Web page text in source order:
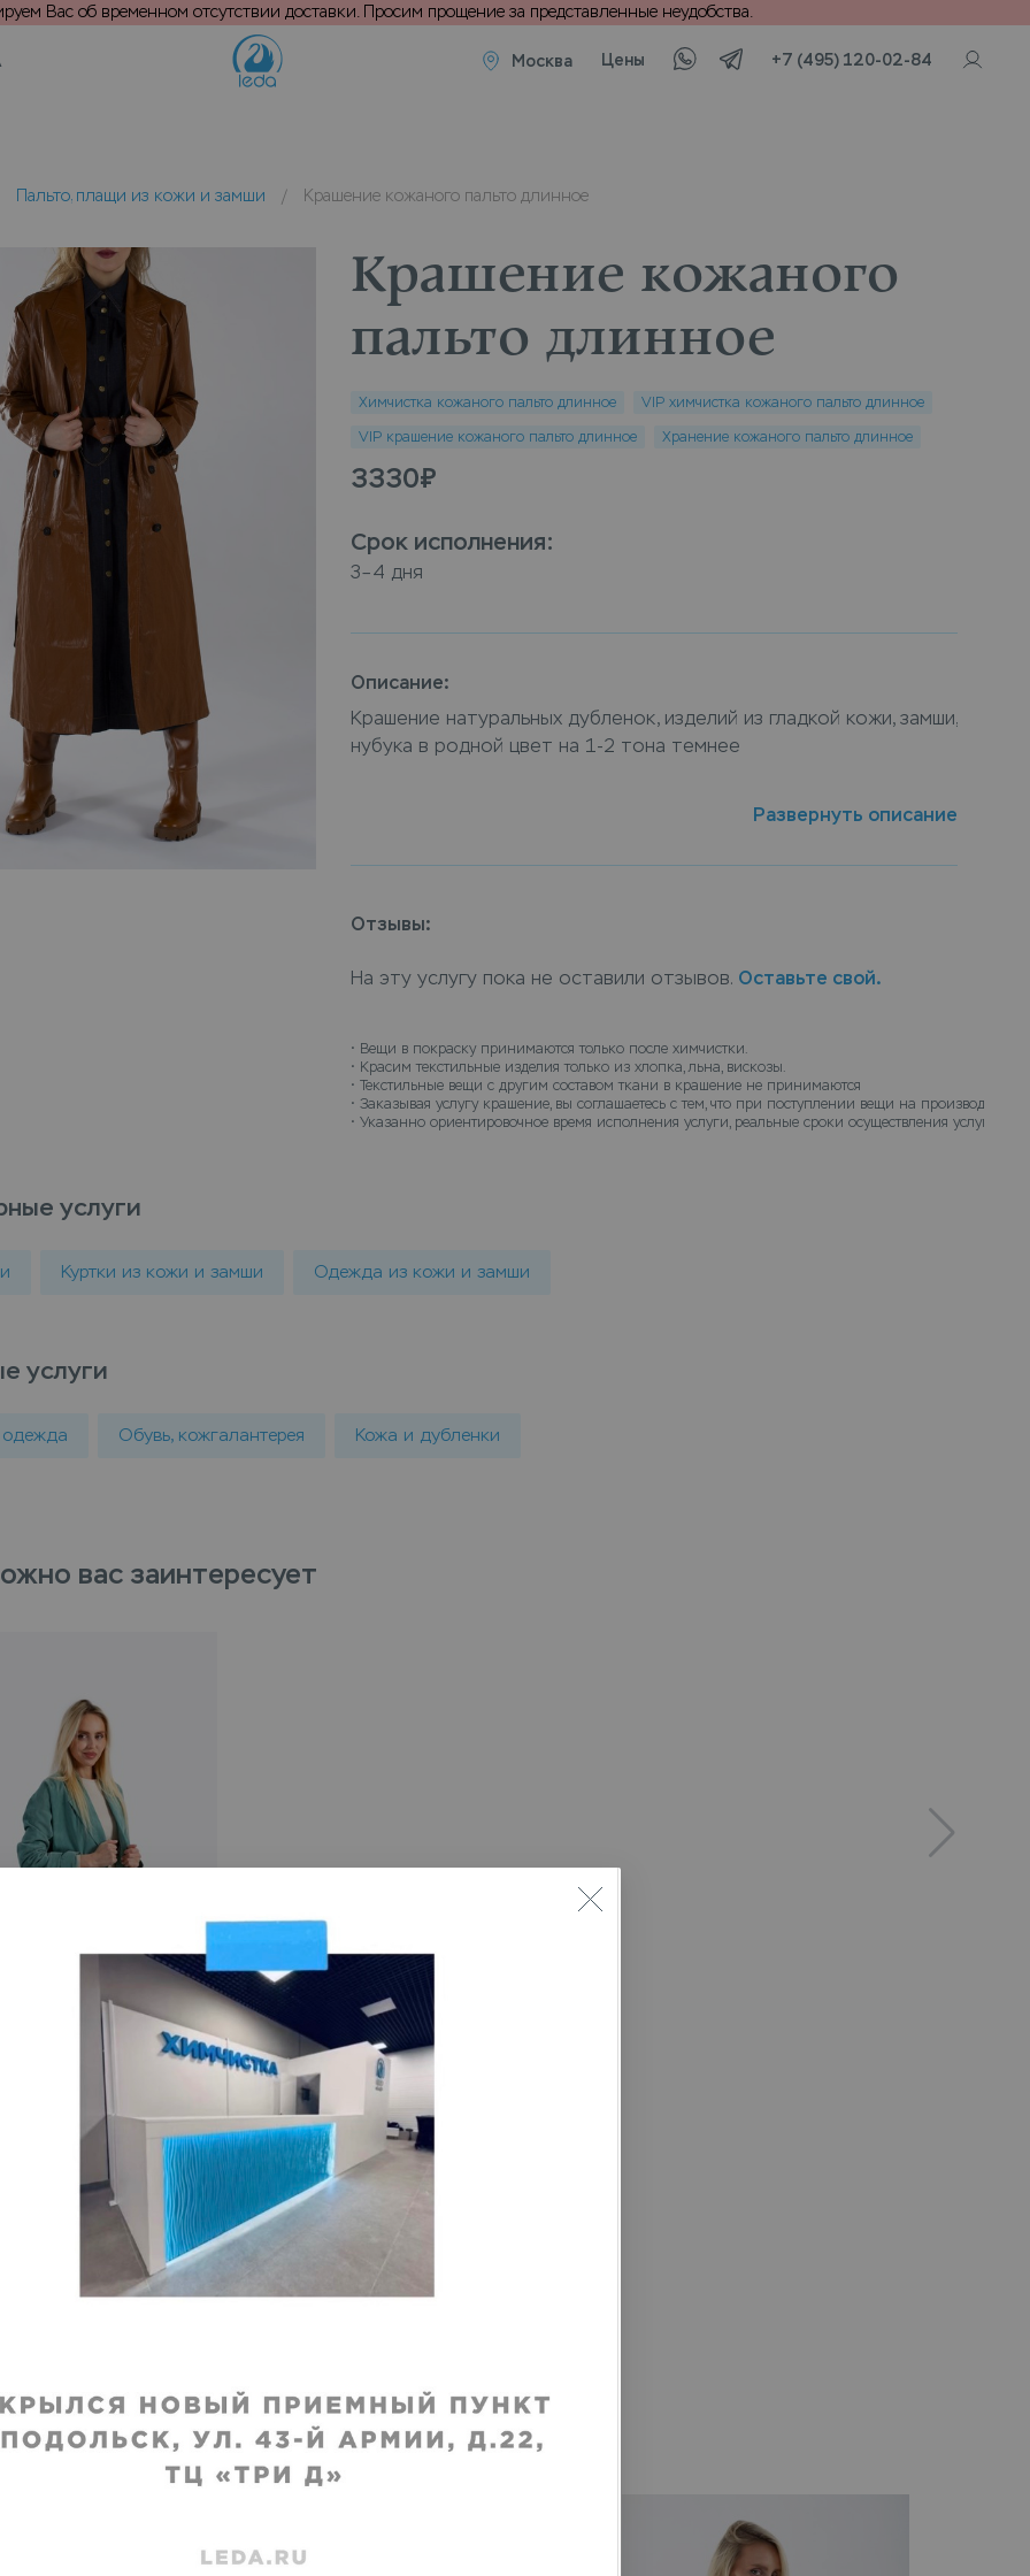
Вас об временном отсутствии доставки. Просим прощение за представленные неудобства.
Москва Цены +7 (495) 120-02-84
Пальто, плащи из кожи и замши / Крашение кожаного пальто длинное
Крашение кожаного
пальто длинное
Химчистка кожаного пальто длинное VIP химчистка кожаного пальто длинное
VIP крашение кожаного пальто длинное Хранение кожаного пальто длинное
3330₽
Срок исполнения:
3–4 дня
Описание:
Крашение натуральных дубленок, изделий из гладкой кожи, замши,
нубука в родной цвет на 1-2 тона темнее
замши со временм имеет свойство выцветать, вернуть
оптимальную технологию окрашивания, учитывая все
длинное в химчистку для окрашивания можно в пунктах приема
Leda, или закажите услугу крашение кожаного пальто длинное с
когда все будет готов.
Развернуть описание
Отзывы:
На эту услугу пока не оставили отзывов. Оставьте свой.
• Вещи в покраску принимаются только после химчистки.
• Красим текстильные изделия только из хлопка, льна, вискозы.
• Текстильные вещи с другим составом ткани в крашение не принимаются
• Заказывая услугу крашение, вы соглашаетесь с тем, что при поступлении вещи на
• Указанно ориентировочное время исполнения услуги, реальные сроки осуществления услуги
услуги
Куртки из кожи и замши Одежда из кожи и замши
услуги
одежда Обувь, кожгалантерея Кожа и дубленки
вас заинтересует
кожаного
до колена